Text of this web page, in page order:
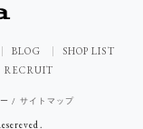
BLOG
SHOP LIST
RECRUIT
/ サイトマップ